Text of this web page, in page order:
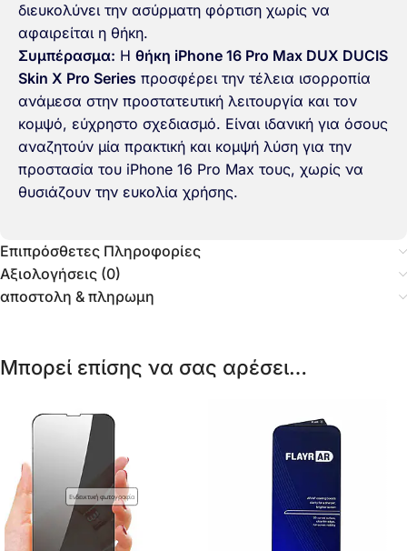
διευκολύνει την ασύρματη φόρτιση χωρίς να
αφαιρείται η θήκη.
Συμπέρασμα: Η θήκη iPhone 16 Pro Max DUX DUCIS
Skin X Pro Series προσφέρει την τέλεια ισορροπία
ανάμεσα στην προστατευτική λειτουργία και τον
κομψό, εύχρηστο σχεδιασμό. Είναι ιδανική για όσους
αναζητούν μία πρακτική και κομψή λύση για την
προστασία του iPhone 16 Pro Max τους, χωρίς να
θυσιάζουν την ευκολία χρήσης.
Επιπρόσθετες Πληροφορίες
Αξιολογήσεις (0)
αποστολη & πληρωμη
Μπορεί επίσης να σας αρέσει…
Ενδεικτική φωτογραφία